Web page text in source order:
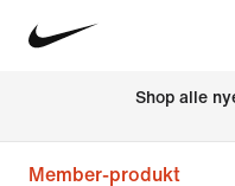
Shop alle
Member-produkt